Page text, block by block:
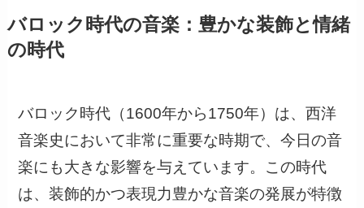
バロック時代の音楽：豊かな装飾と情緒
の時代
バロック時代（1600年から1750年）は、西洋
音楽史において非常に重要な時期で、今日の音
楽にも大きな影響を与えています。この時代
は、装飾的かつ表現力豊かな音楽の発展が特徴